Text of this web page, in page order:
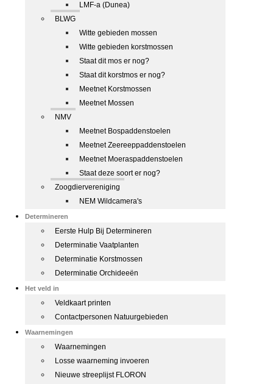
LMF-a (Dunea)
BLWG
Witte gebieden mossen
Witte gebieden korstmossen
Staat dit mos er nog?
Staat dit korstmos er nog?
Meetnet Korstmossen
Meetnet Mossen
NMV
Meetnet Bospaddenstoelen
Meetnet Zeereeppaddenstoelen
Meetnet Moeraspaddenstoelen
Staat deze soort er nog?
Zoogdiervereniging
NEM Wildcamera's
Determineren
Eerste Hulp Bij Determineren
Determinatie Vaatplanten
Determinatie Korstmossen
Determinatie Orchideeën
Het veld in
Veldkaart printen
Contactpersonen Natuurgebieden
Waarnemingen
Waarnemingen
Losse waarneming invoeren
Nieuwe streeplijst FLORON